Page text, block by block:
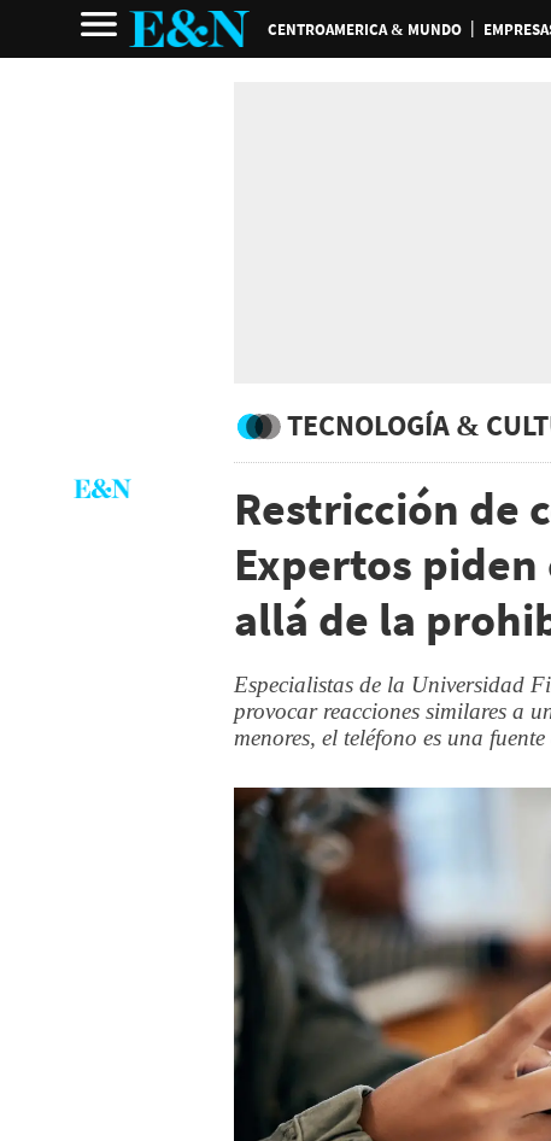
CENTROAMERICA & MUNDO
TECNOLOGÍA &
Restricción de
Expertos
allá de la
Especialistas de la Universidad
provocar reacciones similares a
menores, el teléfono es una